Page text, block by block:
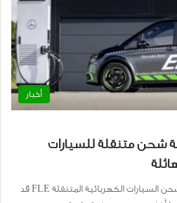
أخبار
متنقلة للسيارات
أعلنت مرسيدس-بنز عن شاحنة شحن السيارات الكهربائية المتنقلة FLE قد